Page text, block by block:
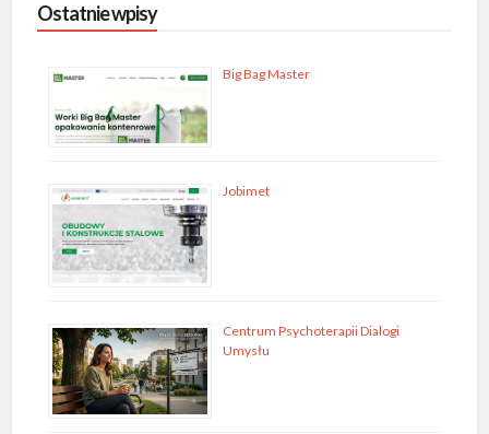
Ostatnie wpisy
Big Bag Master
Jobimet
Centrum Psychoterapii Dialogi
Umysłu